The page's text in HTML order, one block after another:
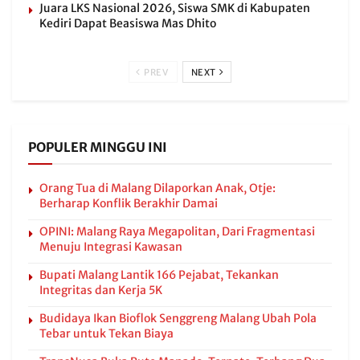
Juara LKS Nasional 2026, Siswa SMK di Kabupaten
Kediri Dapat Beasiswa Mas Dhito
PREV NEXT
POPULER MINGGU INI
Orang Tua di Malang Dilaporkan Anak, Otje:
Berharap Konflik Berakhir Damai
OPINI: Malang Raya Megapolitan, Dari Fragmentasi
Menuju Integrasi Kawasan
Bupati Malang Lantik 166 Pejabat, Tekankan
Integritas dan Kerja 5K
Budidaya Ikan Bioflok Senggreng Malang Ubah Pola
Tebar untuk Tekan Biaya